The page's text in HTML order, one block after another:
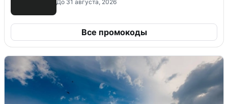
До 31 августа, 2026
Все промокоды